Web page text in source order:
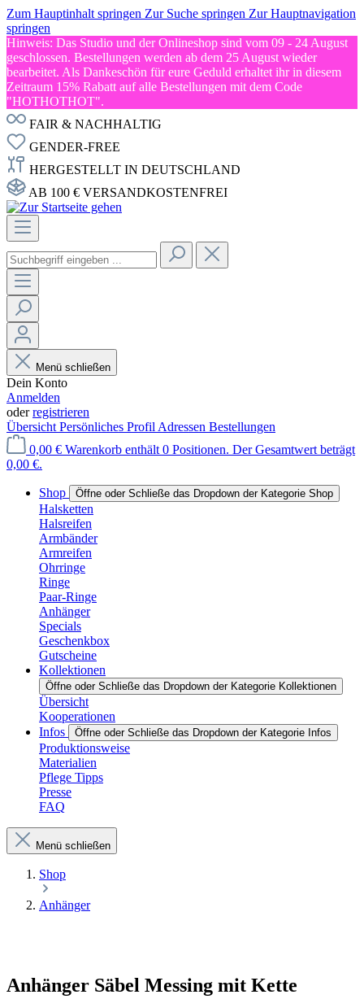
Zum Hauptinhalt springen Zur Suche springen Zur Hauptnavigation
springen
Hinweis: Das Studio und der Onlineshop sind vom 09 - 24 August
geschlossen. Bestellungen werden ab dem 25 August wieder
bearbeitet. Als Dankeschön für eure Geduld erhaltet ihr in diesem
Zeitraum 15% Rabatt auf alle Bestellungen mit dem Code
"HOTHOTHOT".
FAIR & NACHHALTIG
GENDER-FREE
HERGESTELLT IN DEUTSCHLAND
AB 100 € VERSANDKOSTENFREI
Menü schließen
Dein Konto
Anmelden
oderregistrieren
Übersicht Persönliches Profil Adressen Bestellungen
0,00 € Warenkorb enthält 0 Positionen. Der Gesamtwert beträgt
0,00 €.
Shop Öffne oder Schließe das Dropdown der Kategorie Shop
Halsketten
Halsreifen
Armbänder
Armreifen
Ohrringe
Ringe
Paar-Ringe
Anhänger
Specials
Geschenkbox
Gutscheine
Kollektionen
Öffne oder Schließe das Dropdown der Kategorie Kollektionen
Übersicht
Kooperationen
Infos
Öffne oder Schließe das Dropdown der Kategorie Infos
Produktionsweise
Materialien
Pflege Tipps
Presse
FAQ
Menü schließen
Shop
Anhänger
Anhänger Säbel Messing mit Kette